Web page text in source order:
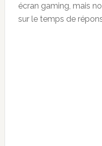
écran gaming, mais
sur le temps de